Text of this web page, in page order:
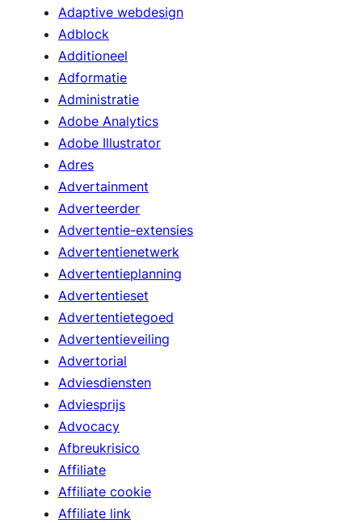
Adaptive webdesign
Adblock
Additioneel
Adformatie
Administratie
Adobe Analytics
Adobe Illustrator
Adres
Advertainment
Adverteerder
Advertentie-extensies
Advertentienetwerk
Advertentieplanning
Advertentieset
Advertentietegoed
Advertentieveiling
Advertorial
Adviesdiensten
Adviesprijs
Advocacy
Afbreukrisico
Affiliate
Affiliate cookie
Affiliate link